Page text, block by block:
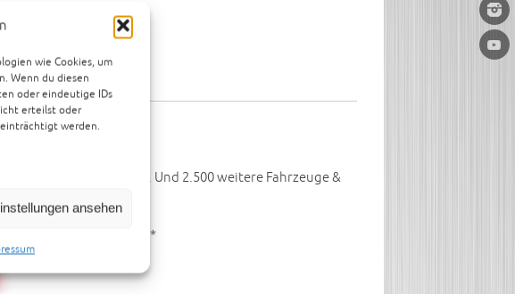
wie Cookies, um
Wenn du diesen
oder eindeutige IDs
erteilst oder
werden.
ansehen
bzw. Tourer-Modelle. Und 2.500 weitere Fahrzeuge &
photos online NOW!! ***